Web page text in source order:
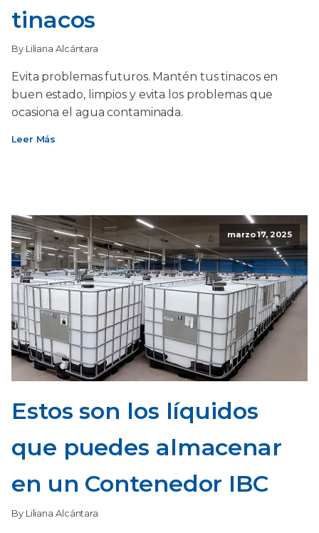
tinacos
By Liliana Alcántara
Evita problemas futuros. Mantén tus tinacos en
buen estado, limpios y evita los problemas que
ocasiona el agua contaminada.
Leer Más
marzo 17, 2025
Estos son los líquidos
que puedes almacenar
en un Contenedor IBC
By Liliana Alcántara